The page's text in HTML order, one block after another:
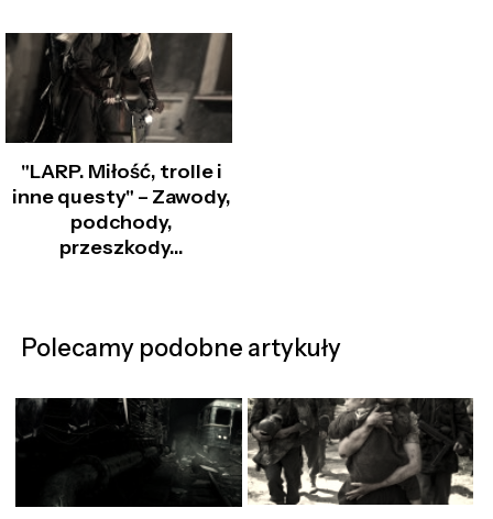
"LARP. Miłość, trolle i
inne questy" – Zawody,
podchody,
przeszkody…
Polecamy podobne artykuły